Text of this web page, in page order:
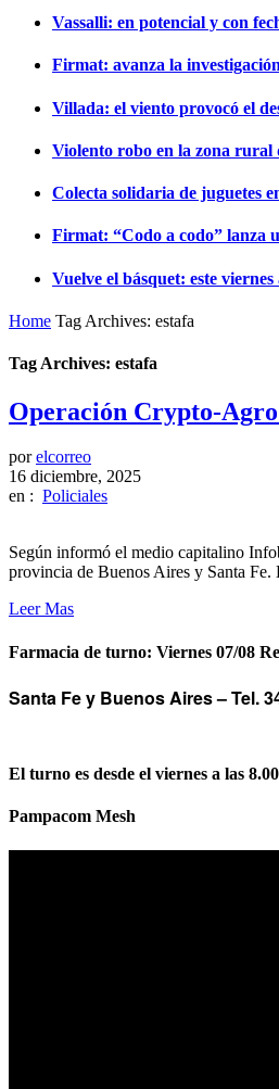
Vassalli: en potencial y con
Firmat: avanza la
Villada: el viento provocó el
Violento robo en la zona
Colecta solidaria de juguetes
Firmat: “Codo a codo” lanza
Vuelve el básquet: este
Home Tag Archives: estafa
Tag Archives: estafa
Operación Crypto-
porelcorreo
16 diciembre, 2025
en : Policiales
Según informó el medio capitalino
provincia de Buenos Aires y Santa Fe.
Leer Mas
Farmacia de turno: Viernes 07/08
Santa Fe y Buenos Aires –Tel.
El turno es desde el viernes a las
Pampacom Mesh